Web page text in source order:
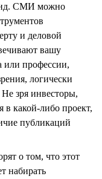
СМИ можно
и деловой
вашу
или профессии,
логически
зря инвесторы,
в какой-либо проект,
публикаций
о том, что этот
набирать